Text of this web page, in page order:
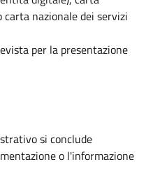
carta nazionale dei servizi
per la presentazione
si conclude
o l'informazione